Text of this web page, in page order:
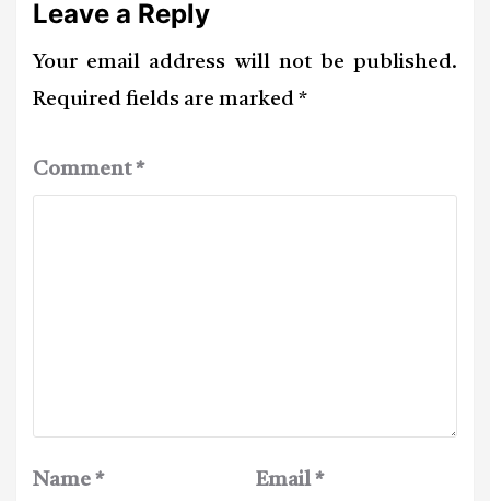
Leave a Reply
Your email address will not be published.
Required fields are marked *
Comment*
Name * Email*